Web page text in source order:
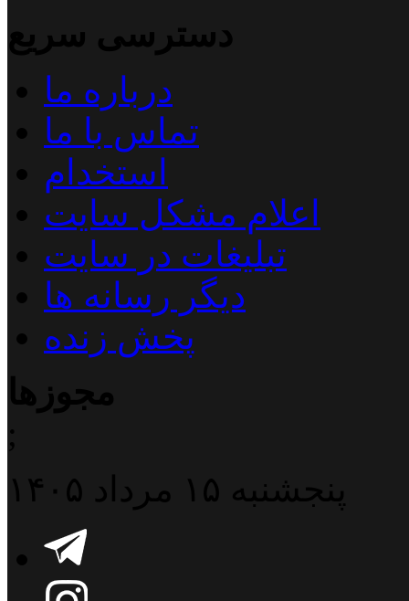
دسترسی سریع
درباره ما
تماس با ما
استخدام
اعلام مشکل سایت
تبلیغات در سایت
دیگر رسانه ها
پخش زنده
مجوزها
;
پنجشنبه ۱۵ مرداد ۱۴۰۵